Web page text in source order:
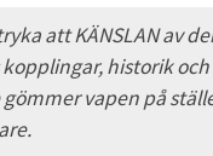
att KÄNSLAN av
historik
vapen på